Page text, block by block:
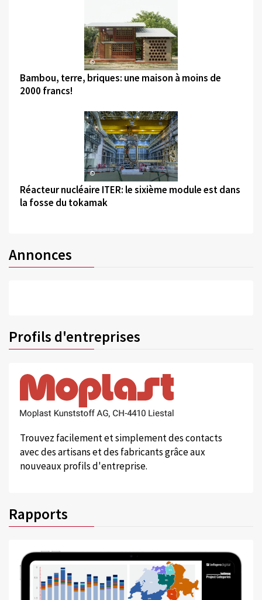
©
Bambou, terre, briques: une maison à moins de
2000 francs!
©
Réacteur nucléaire ITER: le sixième module est dans
la fosse du tokamak
Annonces
Profils d'entreprises
Trouvez facilement et simplement des contacts
avec des artisans et des fabricants grâce aux
nouveaux profils d'entreprise.
Rapports